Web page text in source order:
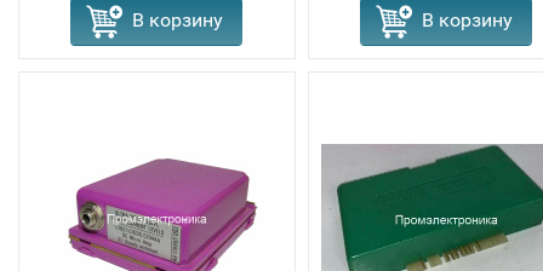
В корзину В корзину